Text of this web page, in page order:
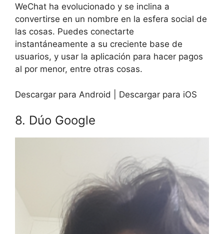
WeChat ha evolucionado y se inclina a
convertirse en un nombre en la esfera social de
las cosas. Puedes conectarte
instantáneamente a su creciente base de
usuarios, y usar la aplicación para hacer pagos
al por menor, entre otras cosas.
Descargar para Android | Descargar para iOS
8. Dúo Google